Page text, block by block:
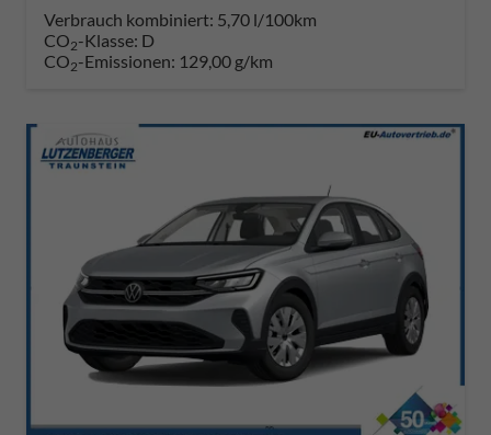
Verbrauch kombiniert: 5,70 l/100km
CO2-Klasse: D
CO2-Emissionen: 129,00 g/km